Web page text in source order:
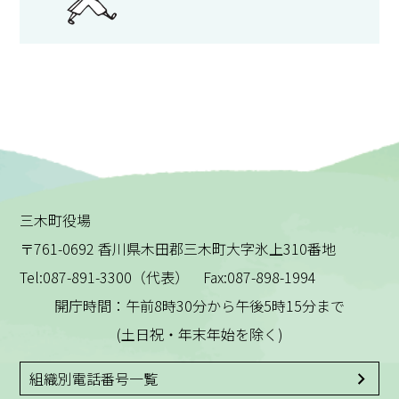
三木町役場
〒761-0692 香川県木田郡三木町大字氷上310番地
Tel:087-891-3300（代表） Fax:087-898-1994
開庁時間：午前8時30分から午後5時15分まで
(土日祝・年末年始を除く)
組織別電話番号一覧